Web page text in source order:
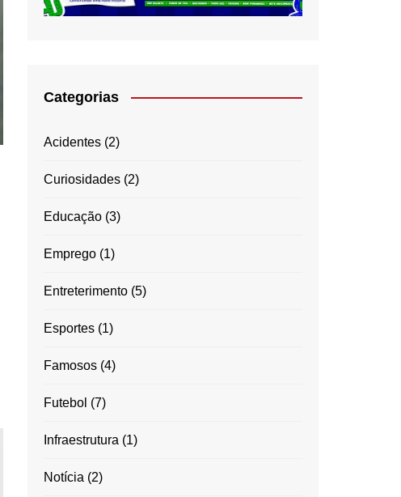
Categorias
Acidentes (2)
Curiosidades (2)
Educação (3)
Emprego (1)
Entreterimento (5)
Esportes (1)
Famosos (4)
Futebol (7)
Infraestrutura (1)
Notícia (2)